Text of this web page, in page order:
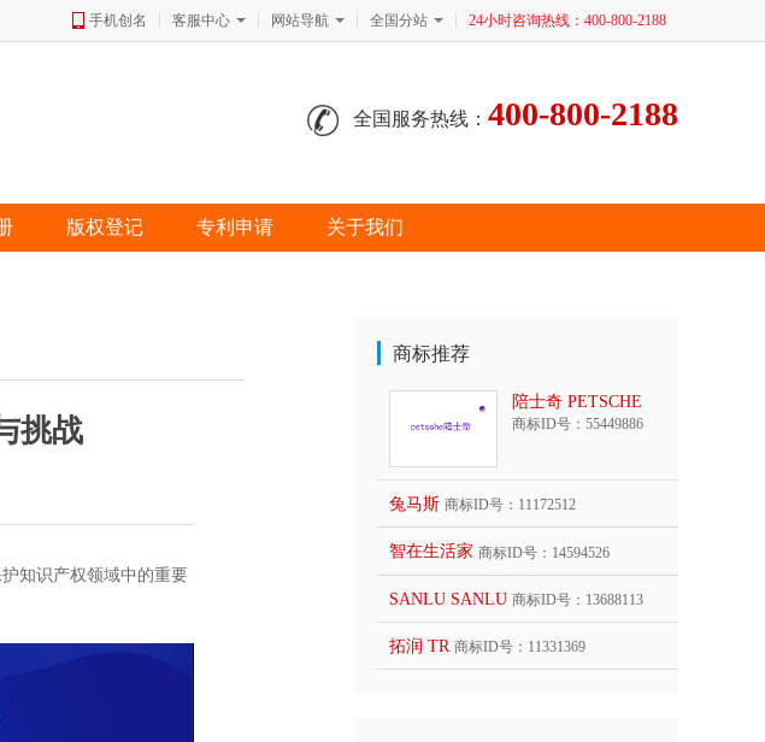
手机创名 客服中心 网站导航 全国分站 24小时咨询热线：400-800-2188
全国服务热线： 400-800-2188
版权登记 专利申请 关于我们
挑战
知识产权领域中的重要
商标推荐
陪士奇 PETSCHE
商标ID号：55449886
兔马斯 商标ID号：11172512
智在生活家 商标ID号：14594526
SANLU SANLU 商标ID号：13688113
拓润 TR 商标ID号：11331369